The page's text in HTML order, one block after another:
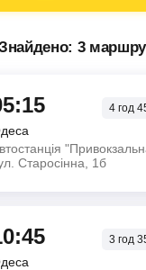
3
4 год
Старосінна, 1б
3 год